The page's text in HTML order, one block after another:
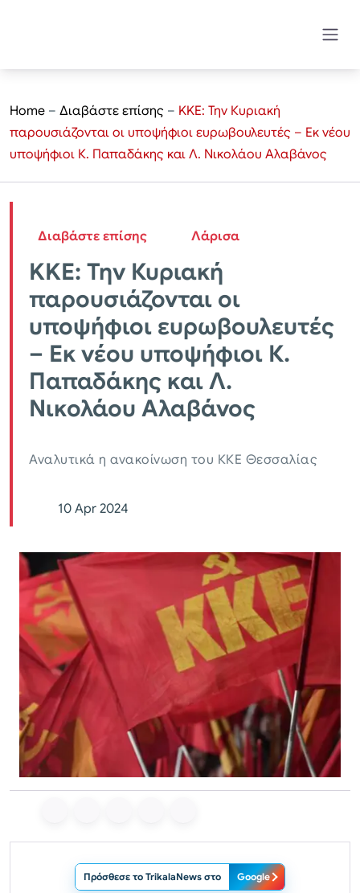
Home – Διαβάστε επίσης – KKE: Την Κυριακή
παρουσιάζονται οι υποψήφιοι ευρωβουλευτές – Εκ νέου
υποψήφιοι Κ. Παπαδάκης και Λ. Νικολάου Αλαβάνος
Διαβάστε επίσης Λάρισα
KKE: Την Κυριακή
παρουσιάζονται οι
υποψήφιοι ευρωβουλευτές
– Εκ νέου υποψήφιοι Κ.
Παπαδάκης και Λ.
Νικολάου Αλαβάνος
Αναλυτικά η ανακοίνωση του ΚΚΕ Θεσσαλίας
10 Apr 2024
Πρόσθεσε το TrikalaNews στο Google